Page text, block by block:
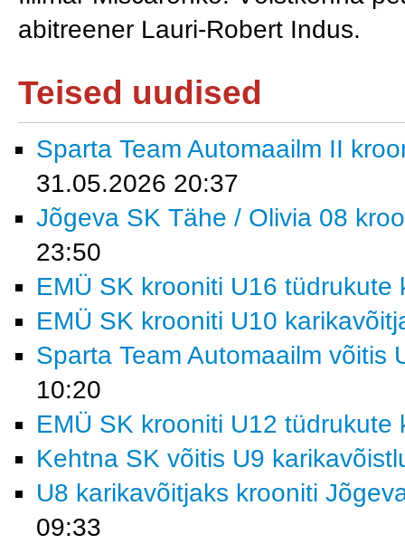
abitreener Lauri-Robert Indus.
Teised uudised
Sparta Team Automaailm II
31.05.2026 20:37
Jõgeva SK Tähe / Olivia 08
23:50
EMÜ SK krooniti U16 tüdrukute
EMÜ SK krooniti U10
Sparta Team Automaailm võitis
10:20
EMÜ SK krooniti U12 tüdrukute
Kehtna SK võitis U9
U8 karikavõitjaks krooniti
09:33